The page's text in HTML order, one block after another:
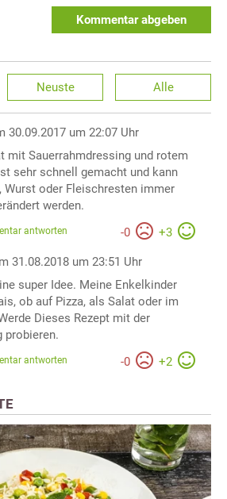
Kommentar abgeben
Neuste Alle
30.09.2017 um 22:07 Uhr
mit Sauerrahmdressing und rotem
sehr schnell gemacht und kann
Wurst oder Fleischresten immer
werden.
-0 +3
antworten
31.08.2018 um 23:51 Uhr
super Idee. Meine Enkelkinder
ob auf Pizza, als Salat oder im
Dieses Rezept mit der
probieren.
-0 +2
antworten